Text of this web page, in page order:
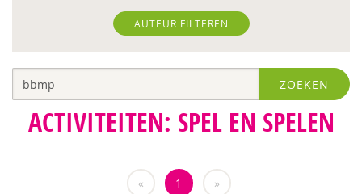
Sherita Jager
Ilse Raasing
Marleen Ruigrok
Anouk Schouten
Marijn van Dijk
AUTEUR FILTEREN
ZOEKEN
ACTIVITEITEN: SPEL EN SPELEN
« 1 »